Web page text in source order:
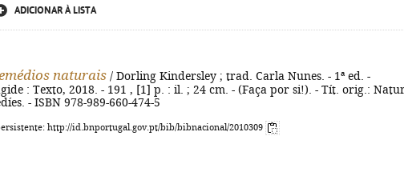
ADICIONAR À LISTA
naturais / Dorling Kindersley ; trad. Carla Nunes. - 1ª ed. -
: Texto, 2018. - 191 , [1] p. : il. ; 24 cm. - (Faça por si!). - Tít. orig.:
- ISBN 978-989-660-474-5
http://id.bnportugal.gov.pt/bib/bibnacional/2010309